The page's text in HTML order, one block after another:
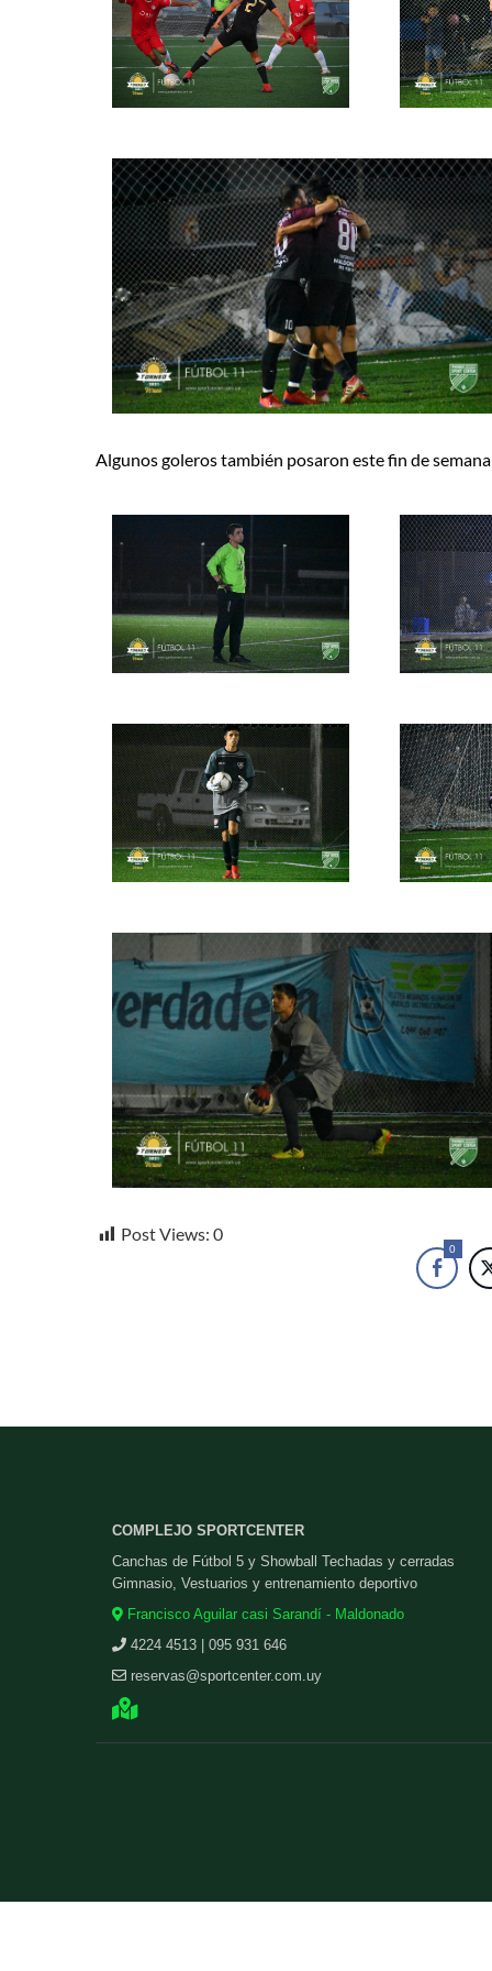
Algunos goleros también posaron este fin de
Post Views: 0
0
COMPLEJO SPORTCENTER
Canchas de Fútbol 5 y Showball Techadas y cerradas
Gimnasio, Vestuarios y entrenamiento deportivo
Francisco Aguilar casi Sarandí - Maldonado
4224 4513 | 095 931 646
reservas@sportcenter.com.uy